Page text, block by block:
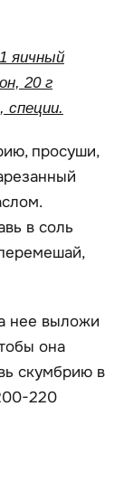
яичный
20 г
специи.
просуши,
в соль
нее выложи
она
скумбрию в
220